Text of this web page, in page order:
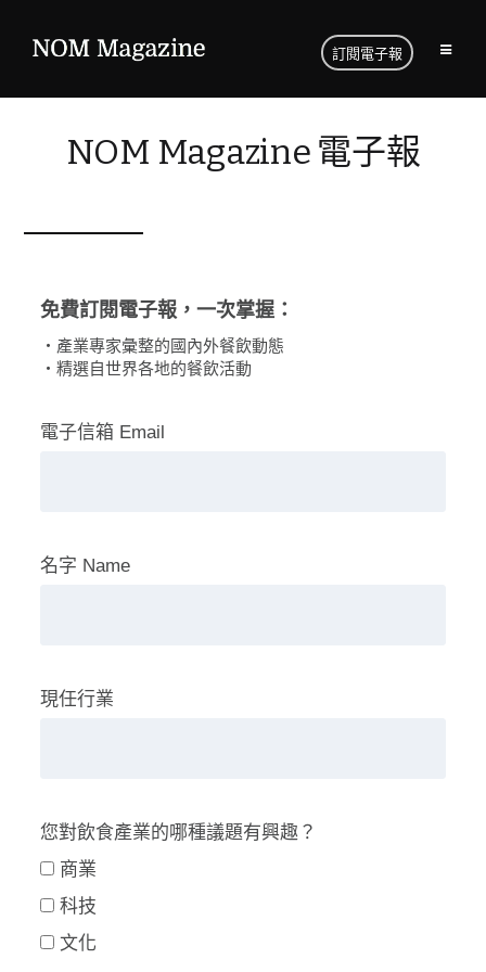
訂閱電子報
NOM Magazine 電子報
免費訂閱電子報，一次掌握：
・產業專家彙整的國內外餐飲動態
・精選自世界各地的餐飲活動
電子信箱 Email
名字 Name
現任行業
您對飲食產業的哪種議題有興趣？
商業
科技
文化